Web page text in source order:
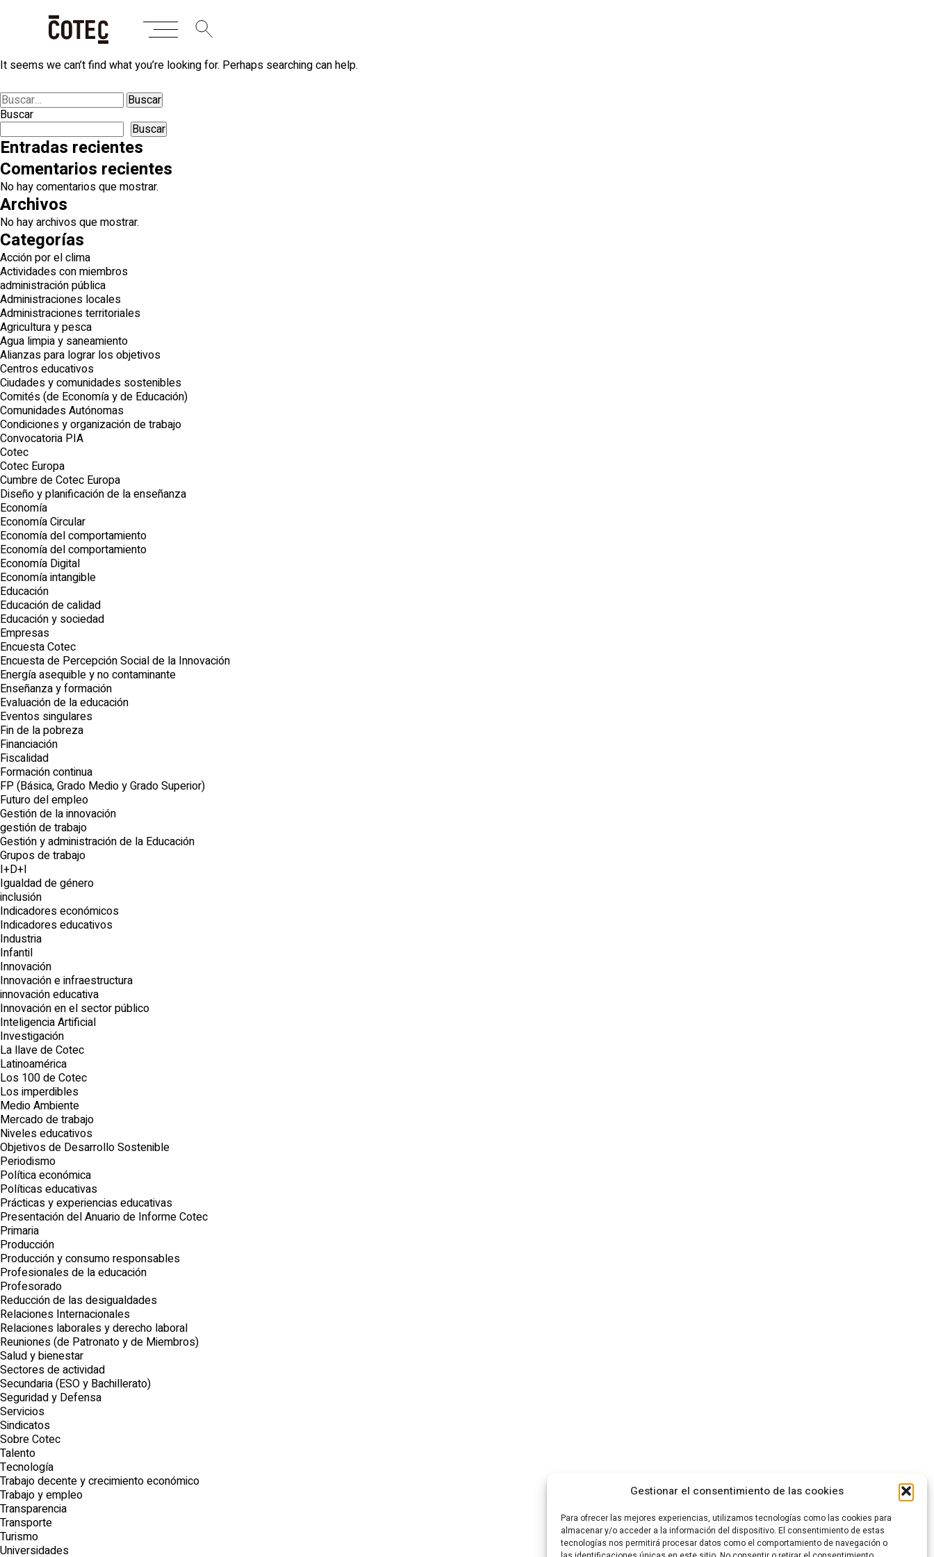
Gestionar el consentimiento de las cookies
Para ofrecer las mejores experiencias, utilizamos tecnologías como las cookies para
almacenar y/o acceder a la información del dispositivo. El consentimiento de estas
tecnologías nos permitirá procesar datos como el comportamiento de navegación o
Nothing Found
It seems we can’t find what you’re looking for. Perhaps searching can help.
Buscar:
Buscar
Buscar
Entradas recientes
Comentarios recientes
No hay comentarios que mostrar.
Archivos
No hay archivos que mostrar.
Categorías
Acción por el clima
Actividades con miembros
administración pública
Administraciones locales
Administraciones territoriales
Agricultura y pesca
Agua limpia y saneamiento
Alianzas para lograr los objetivos
Centros educativos
Ciudades y comunidades sostenibles
Comités (de Economía y de Educación)
Comunidades Autónomas
Condiciones y organización de trabajo
Convocatoria PIA
Cotec
Cotec Europa
Cumbre de Cotec Europa
Diseño y planificación de la enseñanza
Economía
Economía Circular
Economía del comportamiento
Economía del comportamiento
Economía Digital
Economía intangible
Educación
Educación de calidad
Educación y sociedad
Empresas
Encuesta Cotec
Encuesta de Percepción Social de la Innovación
Energía asequible y no contaminante
Enseñanza y formación
Evaluación de la educación
Eventos singulares
Fin de la pobreza
Financiación
Fiscalidad
Formación continua
FP (Básica, Grado Medio y Grado Superior)
Futuro del empleo
Gestión de la innovación
gestión de trabajo
Gestión y administración de la Educación
Grupos de trabajo
I+D+I
Igualdad de género
inclusión
Indicadores económicos
Indicadores educativos
Industria
Infantil
Innovación
Innovación e infraestructura
innovación educativa
Innovación en el sector público
Inteligencia Artificial
Investigación
La llave de Cotec
Latinoamérica
Los 100 de Cotec
Los imperdibles
Medio Ambiente
Mercado de trabajo
Niveles educativos
Objetivos de Desarrollo Sostenible
Periodismo
Política económica
Políticas educativas
Prácticas y experiencias educativas
Presentación del Anuario de Informe Cotec
Primaria
Producción
Producción y consumo responsables
Profesionales de la educación
Profesorado
Reducción de las desigualdades
Relaciones Internacionales
Relaciones laborales y derecho laboral
Reuniones (de Patronato y de Miembros)
Salud y bienestar
Sectores de actividad
Secundaria (ESO y Bachillerato)
Seguridad y Defensa
Servicios
Sindicatos
Sobre Cotec
Talento
Tecnología
Trabajo decente y crecimiento económico
Trabajo y empleo
Transparencia
Transporte
Turismo
Universidades